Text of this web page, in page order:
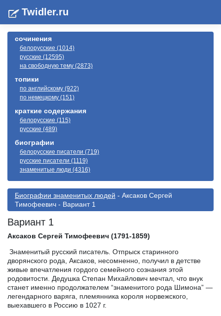
Twidler.ru
сочинения
белорусские (1014)
русские (12595)
на свободную тему (2873)
топики
по английскому (922)
по немецкому (151)
краткие содержания
белорусские (115)
русские (489)
биографии
белорусские писатели (719)
русские писатели (1119)
знаменитые люди (4316)
Биографии знаменитых людей - Аксаков Сергей
Тимофеевич - Вариант 1
Вариант 1
Аксаков Сергей Тимофеевич (1791-1859)
Знаменитый русский писатель. Отпрыск старинного
дворянского рода, Аксаков, несомненно, получил в детстве
живые впечатления гордого семейного сознания этой
родовитости. Дедушка Степан Михайлович мечтал, что внук
станет именно продолжателем “знаменитого рода Шимона” —
легендарного варяга, племянника короля норвежского,
выехавшего в Россию в 1027 г.